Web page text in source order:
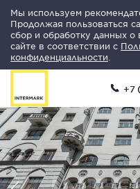
Мы используем
Продолжая пользоваться
сбор и обработку данных о
сайте в соответствии с
конфиденциальности
+7